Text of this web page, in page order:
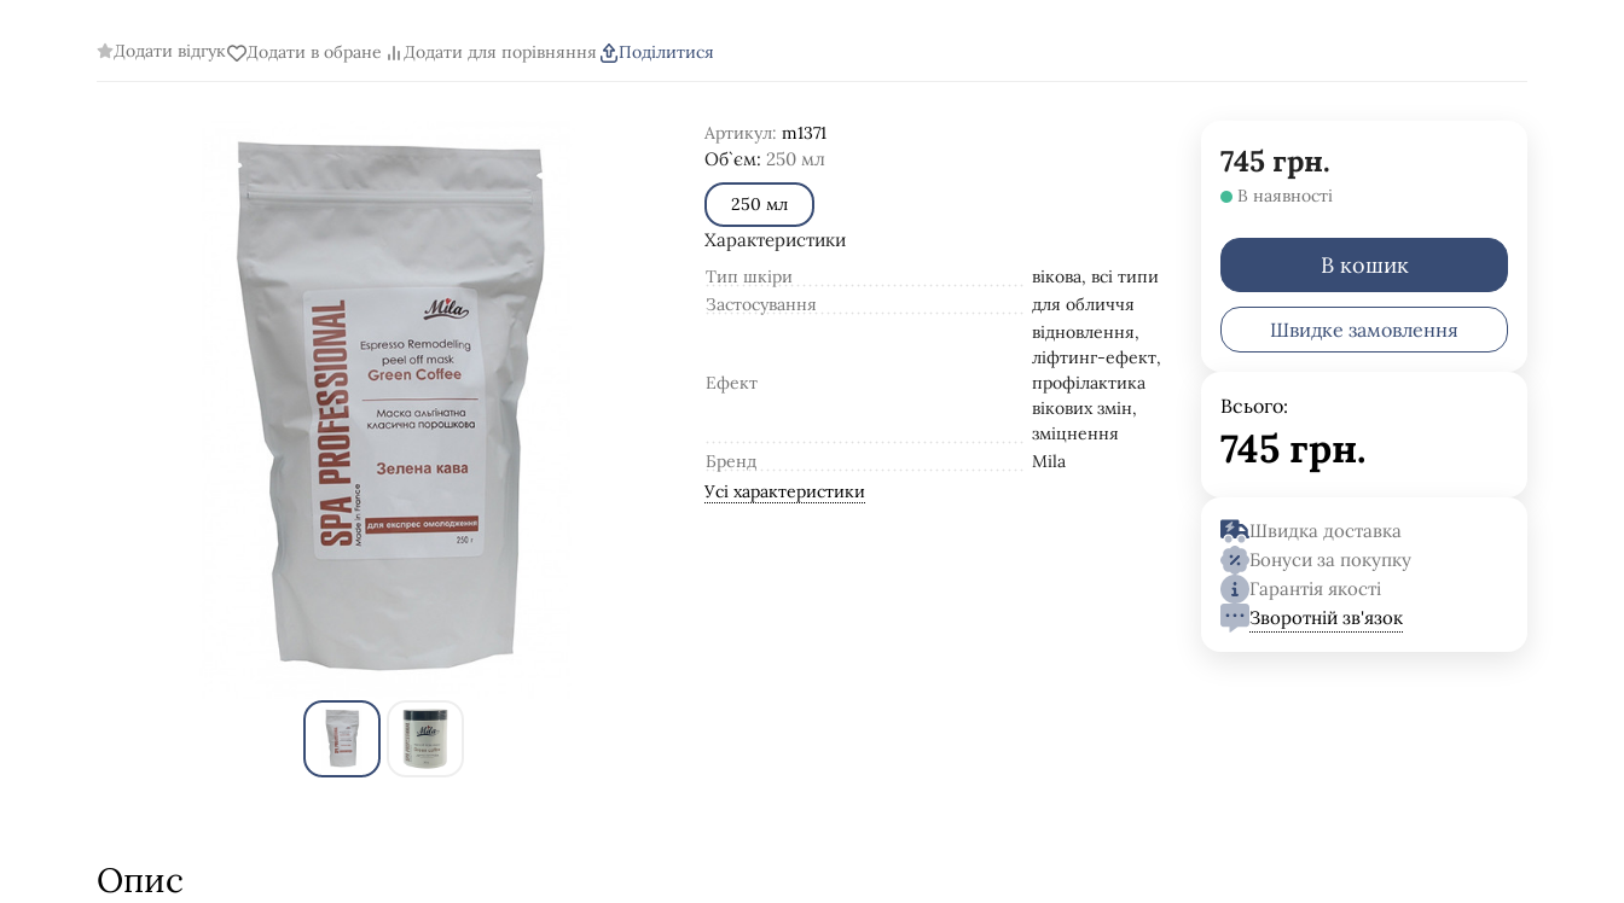
Додати відгук Додати в обране Додати для порівняння Поділитися
Артикул: m1371
Об`єм:250 мл
250 мл
Характеристики
Тип шкіри
вікова, всі типи
Застосування
для обличчя
Ефект
відновлення,
ліфтинг-ефект,
профілактика
вікових змін,
зміцнення
Бренд
Mila
Усі характеристики
745 грн.
В наявності
В кошик
Швидке замовлення
Всього:
745 грн.
Швидка доставка
Бонуси за покупку
Гарантія якості
Зворотній зв'язок
Опис